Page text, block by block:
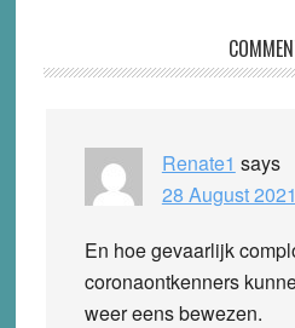
Interactions
Renate1 says
28 August
En hoe gevaarlijk
coronaontkenners
weer eens bewezen.